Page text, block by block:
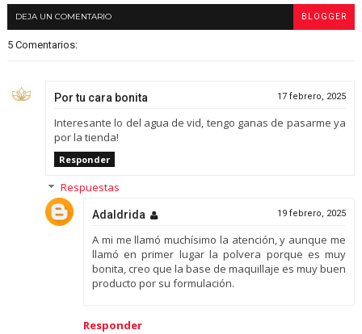
DEJA UN COMENTARIO BLOGGER
5 Comentarios:
Por tu cara bonita 17 febrero, 2025
Interesante lo del agua de vid, tengo ganas de pasarme ya
por la tienda!
Responder
Respuestas
Adaldrida 19 febrero, 2025
A mi me llamó muchísimo la atención, y aunque me
llamó en primer lugar la polvera porque es muy
bonita, creo que la base de maquillaje es muy buen
producto por su formulación.
Responder